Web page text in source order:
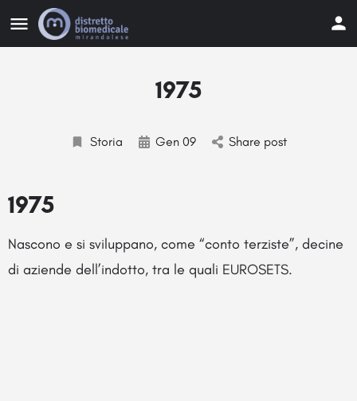
1975
Storia Gen 09 Share post
1975
Nascono e si sviluppano, come “conto terziste”, decine
di aziende dell’indotto, tra le quali EUROSETS.